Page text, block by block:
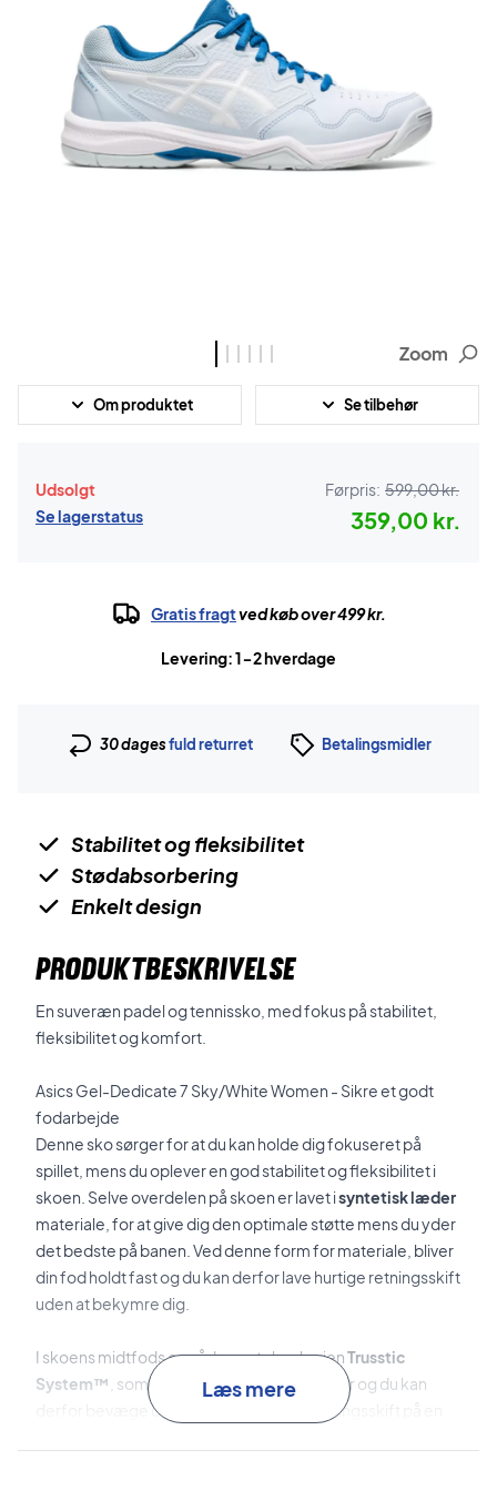
Zoom
Om produktet Se tilbehør
Udsolgt
Se lagerstatus
Førpris: 599,00 kr.
359,00 kr.
Gratis fragtved køb over 499 kr.
Levering: 1-2 hverdage
30 dagesfuld returret Betalingsmidler
Stabilitet og fleksibilitet
Stødabsorbering
Enkelt design
PRODUKTBESKRIVELSE
En suveræn padel og tennissko, med fokus på stabilitet,
fleksibilitet og komfort.
Asics Gel-Dedicate 7 Sky/White Women - Sikre et godt
fodarbejde
Denne sko sørger for at du kan holde dig fokuseret på
spillet, mens du oplever en god stabilitet og fleksibilitet i
skoen. Selve overdelen på skoen er lavet isyntetisk læder
materiale, for at give dig den optimale støtte mens du yder
det bedste på banen. Ved denne form for materiale, bliver
din fod holdt fast og du kan derfor lave hurtige retningsskift
uden at bekymre dig.
I skoens midtfods område ses teknologienTrusstic
System™ , som sikre stabilitet til dine fødder og du kan
derfor bevæge dig frit og lave hurtige retningsskift på en
Læs mere